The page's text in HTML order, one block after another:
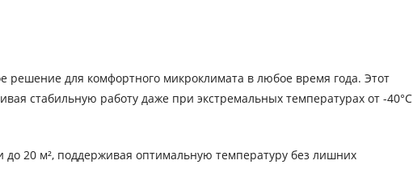
для комфортного микроклимата в любое время года. Этот
стабильную работу даже при экстремальных температурах от -40°C
20 м², поддерживая оптимальную температуру без лишних